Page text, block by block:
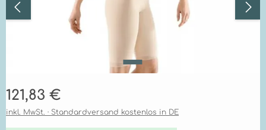
Regulärer Preis:
121,83 €
inkl. MwSt. · Standardversand kostenlos in DE